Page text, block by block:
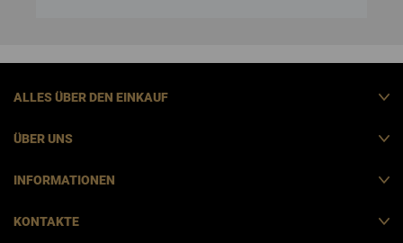
ALLES ÜBER DEN EINKAUF
ÜBER UNS
INFORMATIONEN
KONTAKTE